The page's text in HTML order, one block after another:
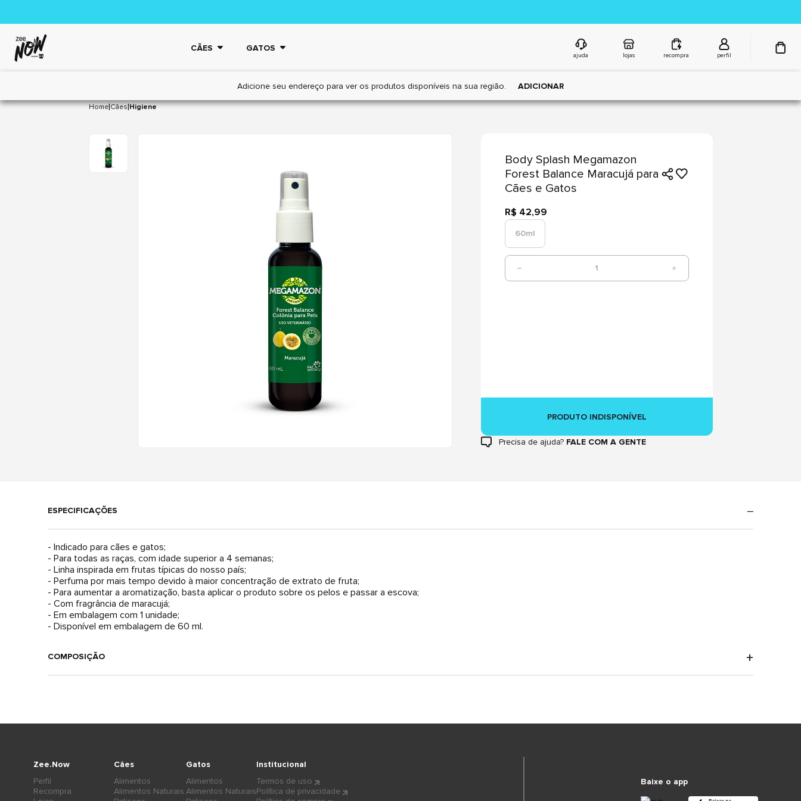
CÃES GATOS
ajuda lojas recompra perfil
Adicione seu endereço para ver os produtos disponíveis na sua região. ADICIONAR
Home|Cães|Higiene
Body Splash Megamazon
Forest Balance Maracujá para
Cães e Gatos
R$ 42,99
60ml
1
PRODUTO INDISPONÍVEL
Precisa de ajuda? FALE COM A GENTE
ESPECIFICAÇÕES
- Indicado para cães e gatos;
- Para todas as raças, com idade superior a 4 semanas;
- Linha inspirada em frutas típicas do nosso país;
- Perfuma por mais tempo devido à maior concentração de extrato de fruta;
- Para aumentar a aromatização, basta aplicar o produto sobre os pelos e passar a escova;
- Com fragrância de maracujá;
- Em embalagem com 1 unidade;
- Disponível em embalagem de 60 ml.
COMPOSIÇÃO
Cães
Alimentos
Alimentos Naturais
Gatos
Alimentos
Alimentos Naturais
Zee.Now
Perfil
Recompra
Institucional
Termos de uso
Política de privacidade
Baixe o app